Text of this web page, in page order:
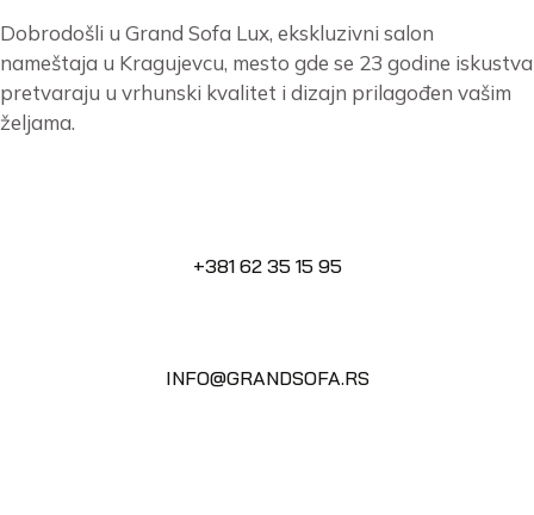
Dobrodošli u Grand Sofa Lux, ekskluzivni salon
nameštaja u Kragujevcu, mesto gde se 23 godine iskustva
pretvaraju u vrhunski kvalitet i dizajn prilagođen vašim
željama.
+381 62 35 15 95
INFO@GRANDSOFA.RS